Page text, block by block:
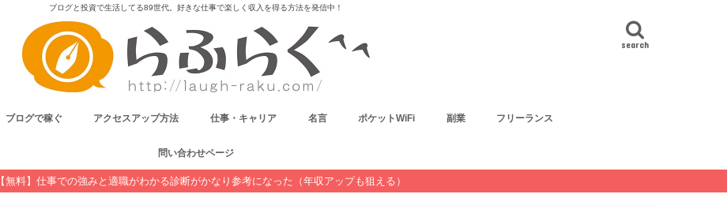
ブログと投資で生活してる89世代。好きな仕事で楽しく収入を得る方法を発信中！
search
ブログで稼ぐ アクセスアップ方法 仕事・キャリア 名言 ポケットWiFi 副業 フリーランス
問い合わせページ
【無料】仕事での強みと適職がわかる診断がかなり参考になった（年収アップも狙える）